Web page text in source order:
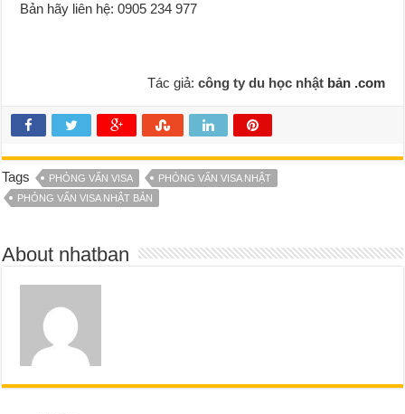
Bản hãy liên hệ: 0905 234 977
Tác giả: công ty du học nhậtbản .com
Tags PHỎNG VẤN VISA
PHỎNG VẤN VISA NHẬT
PHỎNG VẤN VISA NHẬT BẢN
About nhatban